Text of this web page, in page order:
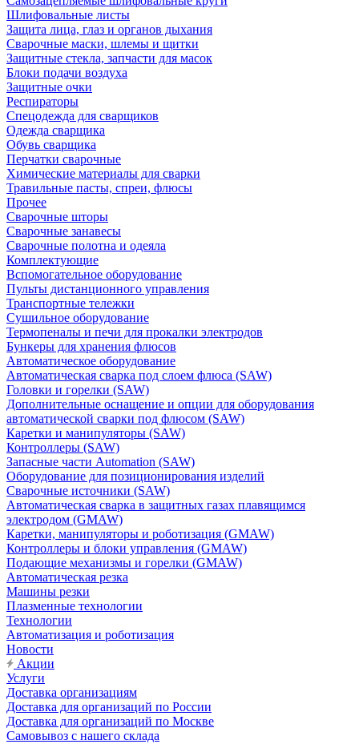
Шлифовальные листы
Защита лица, глаз и органов дыхания
Сварочные маски, шлемы и щитки
Защитные стекла, запчасти для масок
Блоки подачи воздуха
Защитные очки
Респираторы
Спецодежда для сварщиков
Одежда сварщика
Обувь сварщика
Перчатки сварочные
Химические материалы для сварки
Травильные пасты, спреи, флюсы
Прочее
Сварочные шторы
Сварочные занавесы
Сварочные полотна и одеяла
Комплектующие
Вспомогательное оборудование
Пульты дистанционного управления
Транспортные тележки
Сушильное оборудование
Термопеналы и печи для прокалки электродов
Бункеры для хранения флюсов
Автоматическое оборудование
Автоматическая сварка под слоем флюса (SAW)
Головки и горелки (SAW)
Дополнительные оснащение и опции для оборудования
автоматической сварки под флюсом (SAW)
Каретки и манипуляторы (SAW)
Контроллеры (SAW)
Запасные части Automation (SAW)
Оборудование для позиционирования изделий
Сварочные источники (SAW)
Автоматическая сварка в защитных газах плавящимся
электродом (GMAW)
Каретки, манипуляторы и роботизация (GMAW)
Контроллеры и блоки управления (GMAW)
Подающие механизмы и горелки (GMAW)
Автоматическая резка
Машины резки
Плазменные технологии
Технологии
Автоматизация и роботизация
Новости
Акции
Услуги
Доставка организациям
Доставка для организаций по России
Доставка для организаций по Москве
Самовывоз с нашего склада